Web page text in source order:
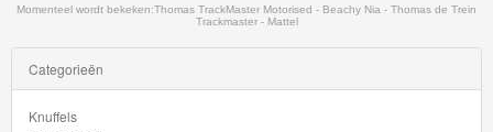
Siku
GraviTrax
Little
Momenteel wordt bekeken:Thomas TrackMaster Motorised - Beachy Nia - Thomas de Trein
Trackmaster - Mattel
Categorieën
Knuffels